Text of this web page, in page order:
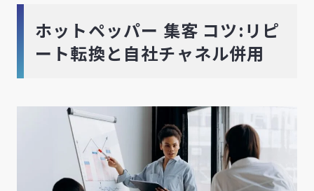
ホットペッパー 集客 コツ:リピ
ート転換と自社チャネル併用